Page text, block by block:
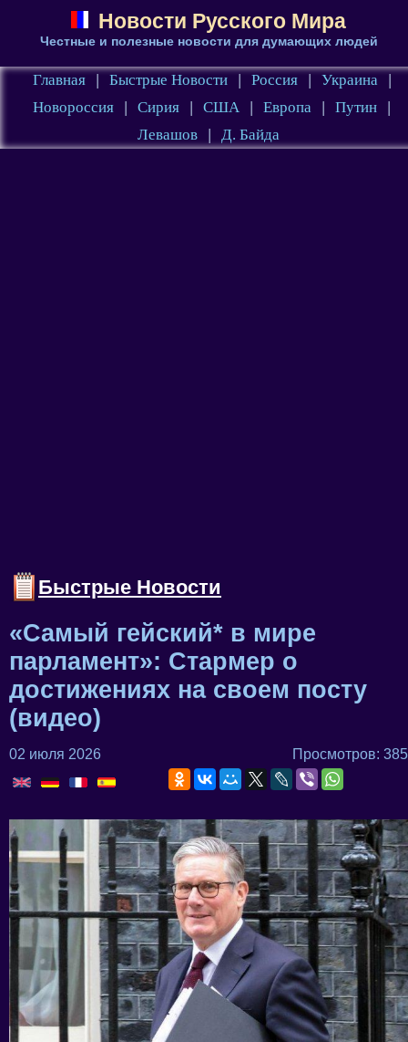
Новости Русского Мира
Честные и полезные новости для думающих людей
Главная | Быстрые Новости | Россия | Украина
|
Новороссия
| Сирия | США | Европа | Путин
|
Левашов
| Д. Байда
Быстрые Новости
«Самый гейский* в мире
парламент»: Стармер о
достижениях на своем посту
(видео)
02 июля 2026 Просмотров: 385